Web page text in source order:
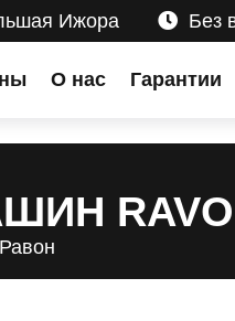
Ижора Без
О нас Гарантии
Равон